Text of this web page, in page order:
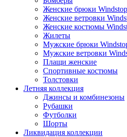
Женские брюки
Женские ветровки
Женские костюмы
Жилеты
Мужские брюки
Мужские ветровки
Плащи женские
Спортивные костюмы
Толстовки
Летняя коллекция
Джинсы и комбинезоны
Рубашки
Футболки
Шорты
Ликвидация коллекции